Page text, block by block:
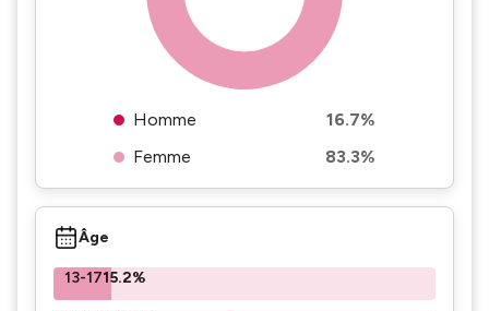
Homme
16.7%
Femme
83.3%
Âge
13-1715.2%